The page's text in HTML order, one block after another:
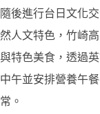
隨後進行台日文化
然人文特色，竹崎
與特色美食，透過
中午並安排營養午
常。